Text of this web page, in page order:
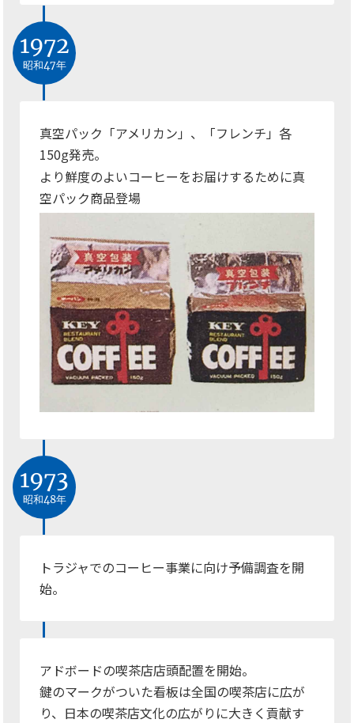
真空パック「アメリカン」、「フレンチ」各
150g発売。
より鮮度のよいコーヒーをお届けするために真
空パック商品登場
1972
昭和47年
トラジャでのコーヒー事業に向け予備調査を開
始。
アドボードの喫茶店店頭配置を開始。
鍵のマークがついた看板は全国の喫茶店に広が
り、日本の喫茶店文化の広がりに大きく貢献す
1973
昭和48年